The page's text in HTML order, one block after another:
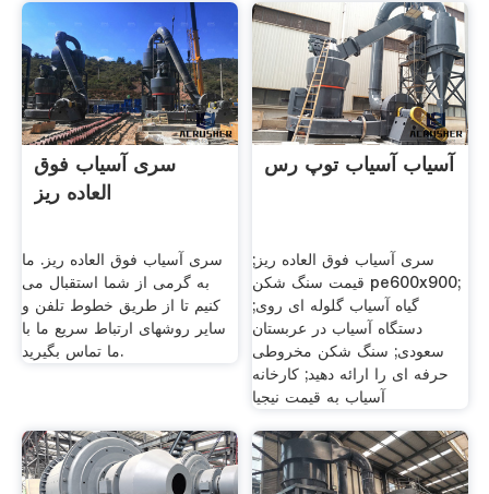
سری آسیاب فوق
العاده ریز
سری آسیاب فوق العاده ریز. ما
به گرمی از شما استقبال می
کنیم تا از طریق خطوط تلفن و
سایر روشهای ارتباط سریع ما با
ما تماس بگیرید.
آسیاب آسیاب توپ رس
سری آسیاب فوق العاده ریز;
قیمت سنگ شکن pe600x900;
گیاه آسیاب گلوله ای روی;
دستگاه آسیاب در عربستان
سعودی; سنگ شکن مخروطی
حرفه ای را ارائه دهید; کارخانه
آسیاب به قیمت نیجیا